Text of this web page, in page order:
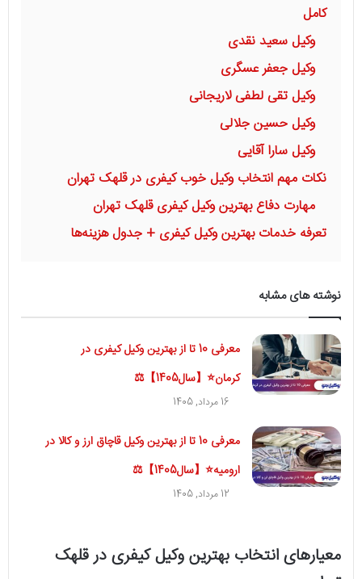
کامل
وکیل سعید نقدی
وکیل جعفر عسگری
وکیل تقی لطفی لاریجانی
وکیل حسین جلالی
وکیل سارا آقایی
نکات مهم انتخاب وکیل خوب کیفری در قلهک تهران
مهارت دفاع بهترین وکیل کیفری قلهک تهران
تعرفه خدمات بهترین وکیل کیفری + جدول هزینه‌ها
نوشته های مشابه
معرفی 10 تا از بهترین وکیل کیفری در
کرمان⭐【سال1405】⚖
16 مرداد, 1405
معرفی 10 تا از بهترین وکیل قاچاق ارز و کالا در
ارومیه⭐【سال1405】⚖
12 مرداد, 1405
معیارهای انتخاب بهترین وکیل کیفری در قلهک